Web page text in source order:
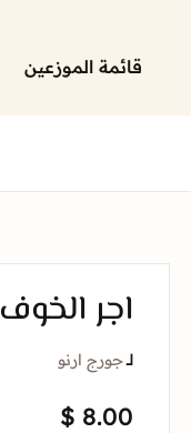
قائمة الموزعين
اجر الخوف
لــجورج ارنو
$ 8.00